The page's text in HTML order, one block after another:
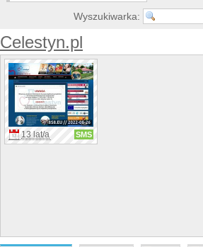
Wyszukiwarka:
Celestyn.pl
13 lat/a SMS